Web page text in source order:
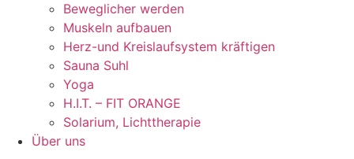
Beweglicher werden
Muskeln aufbauen
Herz-und Kreislaufsystem kräftigen
Sauna Suhl
Yoga
H.I.T. – FIT ORANGE
Solarium, Lichttherapie
Über uns